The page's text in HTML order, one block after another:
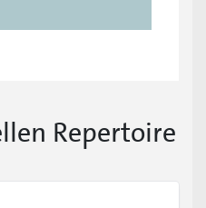
Repertoire